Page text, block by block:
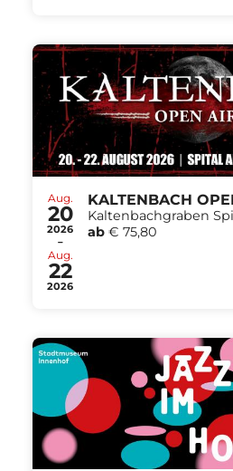
Aug.
20
2026
-
Aug.
22
2026
KALTENBACH
Kaltenbachgraben
ab € 75,80